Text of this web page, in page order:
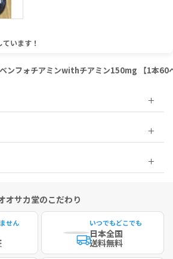
います！
フォチアミンwithチアミン150mg 【1本60
オサカ堂のこだわり
せん いつでもどこでも
日本全国
送料無料